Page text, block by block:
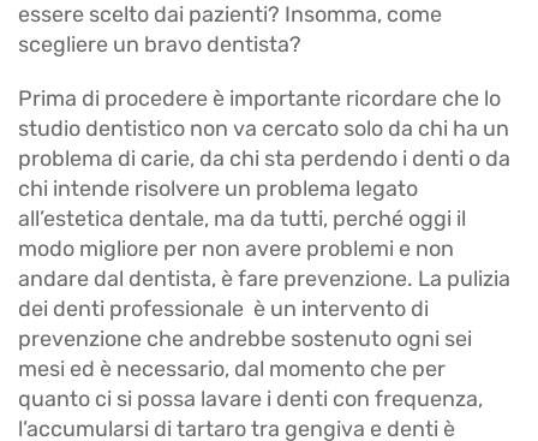
essere scelto dai pazienti? Insomma, come
scegliere un bravo dentista?
Prima di procedere è importante ricordare che lo
studio dentistico non va cercato solo da chi ha un
problema di carie, da chi sta perdendo i denti o da
chi intende risolvere un problema legato
all’estetica dentale, ma da tutti, perché oggi il
modo migliore per non avere problemi e non
andare dal dentista, è fare prevenzione. La pulizia
dei denti professionale è un intervento di
prevenzione che andrebbe sostenuto ogni sei
mesi ed è necessario, dal momento che per
quanto ci si possa lavare i denti con frequenza,
l’accumularsi di tartaro tra gengiva e denti è